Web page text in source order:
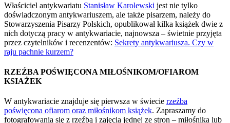
Właściciel antykwariatu Stanisław Karolewski jest nie tylko
doświadczonym antykwariuszem, ale także pisarzem, należy do
Stowarzyszenia Pisarzy Polskich, opublikował kilka książek dwie z
nich dotyczą pracy w antykwariacie, najnowsza – świetnie przyjęta
przez czytelników i recenzentów: Sekrety antykwariusza. Czy w
raju pachnie kurzem?
RZEŹBA POŚWIĘCONA MIŁOŚNIKOM/OFIAROM
KSIAŻEK
W antykwariacie znajduje się pierwsza w świecie rzeźba
poświęcona ofiarom oraz miłośnikom książek. Zapraszamy do
fotografowania się z rzeźbą i zajęcia jednej ze stron – miłośnika lub